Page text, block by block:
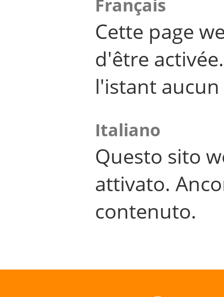
Français
Cette page
d'être
l'istant
Italiano
Questo sito
attivato.
contenuto.